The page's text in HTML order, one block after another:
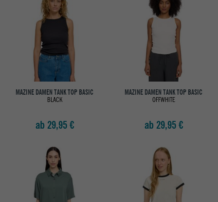
MAZINE DAMEN TANK TOP BASIC
BLACK
ab 29,95 €
MAZINE DAMEN TANK TOP BASIC
OFFWHITE
ab 29,95 €